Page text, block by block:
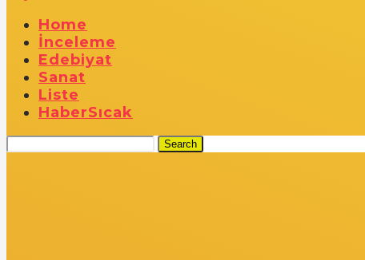
Home
İnceleme
Edebiyat
Sanat
Liste
HaberSıcak
Search